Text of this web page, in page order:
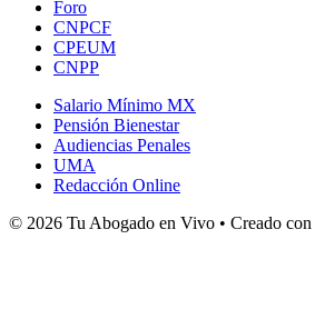
Foro
CNPCF
CPEUM
CNPP
Salario Mínimo MX
Pensión Bienestar
Audiencias Penales
UMA
Redacción Online
© 2026 Tu Abogado en Vivo • Creado con